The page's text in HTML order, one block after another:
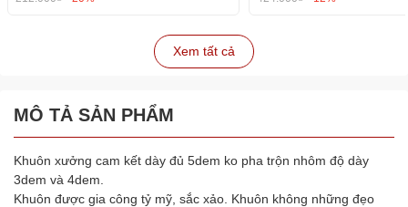
Xem tất cả
MÔ TẢ SẢN PHẨM
Khuôn xưởng cam kết dày đủ 5dem ko pha trộn nhôm độ dày
3dem và 4dem.
Khuôn được gia công tỷ mỹ, sắc xảo. Khuôn không những đẹo